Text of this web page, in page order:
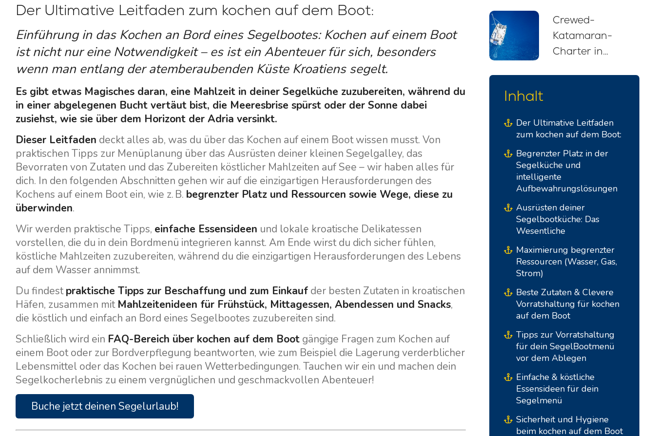
Der Ultimative Leitfaden zum kochen auf dem Boot:
Einführung in das Kochen an Bord eines Segelbootes: Kochen auf einem Boot
ist nicht nur eine Notwendigkeit – es ist ein Abenteuer für sich, besonders
wenn man entlang der atemberaubenden Küste Kroatiens segelt.
Es gibt etwas Magisches daran, eine Mahlzeit in deiner Segelküche zuzubereiten, während du
in einer abgelegenen Bucht vertäut bist, die Meeresbrise spürst oder der Sonne dabei
zusiehst, wie sie über dem Horizont der Adria versinkt.
Dieser Leitfaden deckt alles ab, was du über das Kochen auf einem Boot wissen musst. Von
praktischen Tipps zur Menüplanung über das Ausrüsten deiner kleinen Segelgalley, das
Bevorraten von Zutaten und das Zubereiten köstlicher Mahlzeiten auf See – wir haben alles für
dich. In den folgenden Abschnitten gehen wir auf die einzigartigen Herausforderungen des
Kochens auf einem Boot ein, wie z. B. begrenzter Platz und Ressourcen sowie Wege, diese zu
überwinden.
Wir werden praktische Tipps, einfache Essensideen und lokale kroatische Delikatessen
vorstellen, die du in dein Bordmenü integrieren kannst. Am Ende wirst du dich sicher fühlen,
köstliche Mahlzeiten zuzubereiten, während du die einzigartigen Herausforderungen des Lebens
auf dem Wasser annimmst.
Du findestpraktische Tipps zur Beschaffung und zum Einkauf der besten Zutaten in kroatischen
Häfen, zusammen mit Mahlzeitenideen für Frühstück, Mittagessen, Abendessen und Snacks,
die köstlich und einfach an Bord eines Segelbootes zuzubereiten sind.
Schließlich wird ein FAQ-Bereich über kochen auf dem Boot gängige Fragen zum Kochen auf
einem Boot oder zur Bordverpflegung beantworten, wie zum Beispiel die Lagerung verderblicher
Lebensmittel oder das Kochen bei rauen Wetterbedingungen. Tauchen wir ein und machen dein
Segelkocherlebnis zu einem vergnüglichen und geschmackvollen Abenteuer!
Buche jetzt deinen Segelurlaub!
für Einsteiger
(2026)
Crewed-
Katamaran-
Charter in
Inhalt
Der Ultimative Leitfaden
zum kochen auf dem Boot:
Begrenzter Platz in der
Segelküche und
intelligente
Aufbewahrungslösungen
Ausrüsten deiner
Segelbootküche: Das
Wesentliche
Maximierung begrenzter
Ressourcen (Wasser, Gas,
Strom)
Beste Zutaten & Clevere
Vorratshaltung für kochen
auf dem Boot
Tipps zur Vorratshaltung
für dein SegelBootmenü
vor dem Ablegen
Einfache & köstliche
Essensideen für dein
Segelmenü
Sicherheit und Hygiene
beim kochen auf dem Boot
Kontakt
Nachrichten / Blog
Partner
Häufig gestellte Fragen
Unsere Flotte
Segelboote
Katamarane
Dienstleistungen
Bareboat Yachtcharter
Destinations
Segelregion Zadar
Biograd na Moru
Südbasen
Marina Kremik, Primošten
Marina Frapa, Rogoznica
Zentrale Basen
Marina Šangulin, Biograd
ACI Marina Vodice
Sukošan